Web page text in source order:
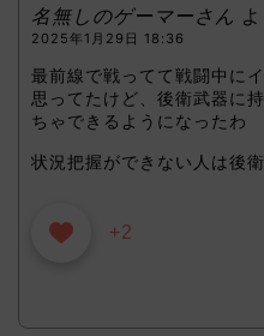
名無しのゲーマーさん
2025年1月29日 18:36
最前線で戦ってて戦闘中に
思ってたけど、後衛武器に
ちゃできるようになったわ
状況把握ができない人は後
+2